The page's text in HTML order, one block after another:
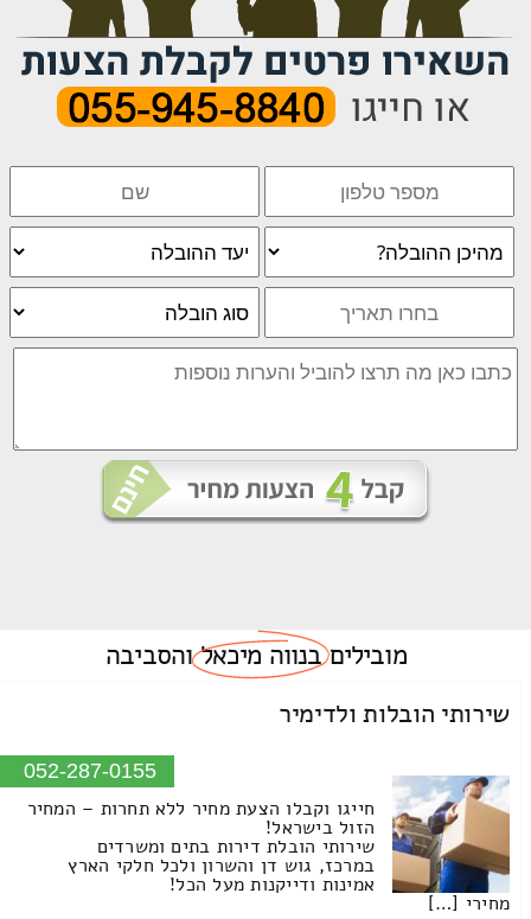
מוביליםבנווה מיכאלוהסביבה
שירותי הובלות ולדימיר
052-287-0155
חייגו וקבלו הצעת מחיר ללא תחרות – המחיר
הזול בישראל!
שירותי הובלת דירות בתים ומשרדים
במרכז, גוש דן והשרון ולכל חלקי הארץ
אמינות ודייקנות מעל הכל!
מחירי […]